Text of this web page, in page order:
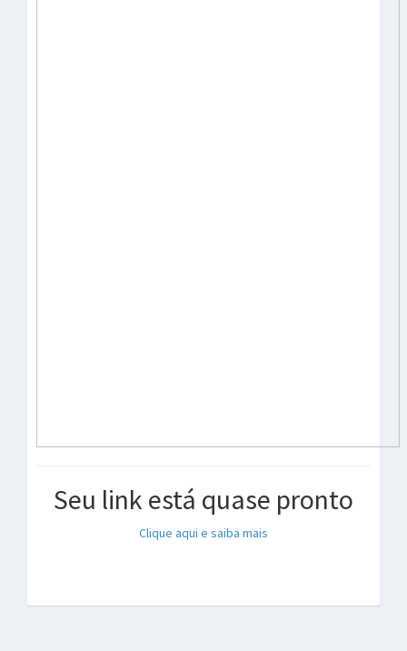
Seu link está quase pronto
Clique aqui e saiba mais